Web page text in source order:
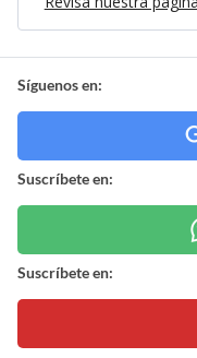
Síguenos en:
Suscríbete en:
Suscríbete en: